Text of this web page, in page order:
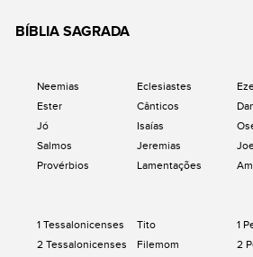
BÍBLIA SAGRADA
Neemias
Ester
Jó
Salmos
Provérbios
Eclesiastes
Cânticos
Isaías
Jeremias
Lamentações
1 Tessalonicenses
2 Tessalonicenses
Tito
Filemom
1
2